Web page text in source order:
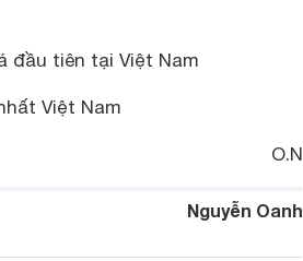
đầu tiên tại Việt Nam
Việt Nam
O.N
Nguyễn Oanh